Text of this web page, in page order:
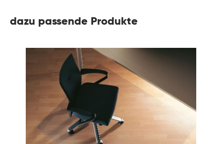
dazu passende Produkte